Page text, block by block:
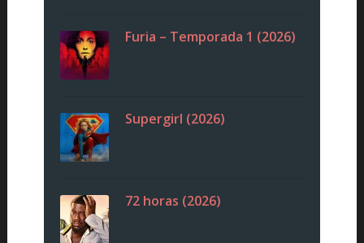
Furia – Temporada 1 (2026)
Supergirl (2026)
72 horas (2026)